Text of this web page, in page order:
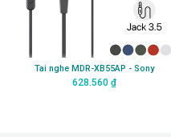
Tai nghe MDR-XB55AP - Sony
628.560 ₫